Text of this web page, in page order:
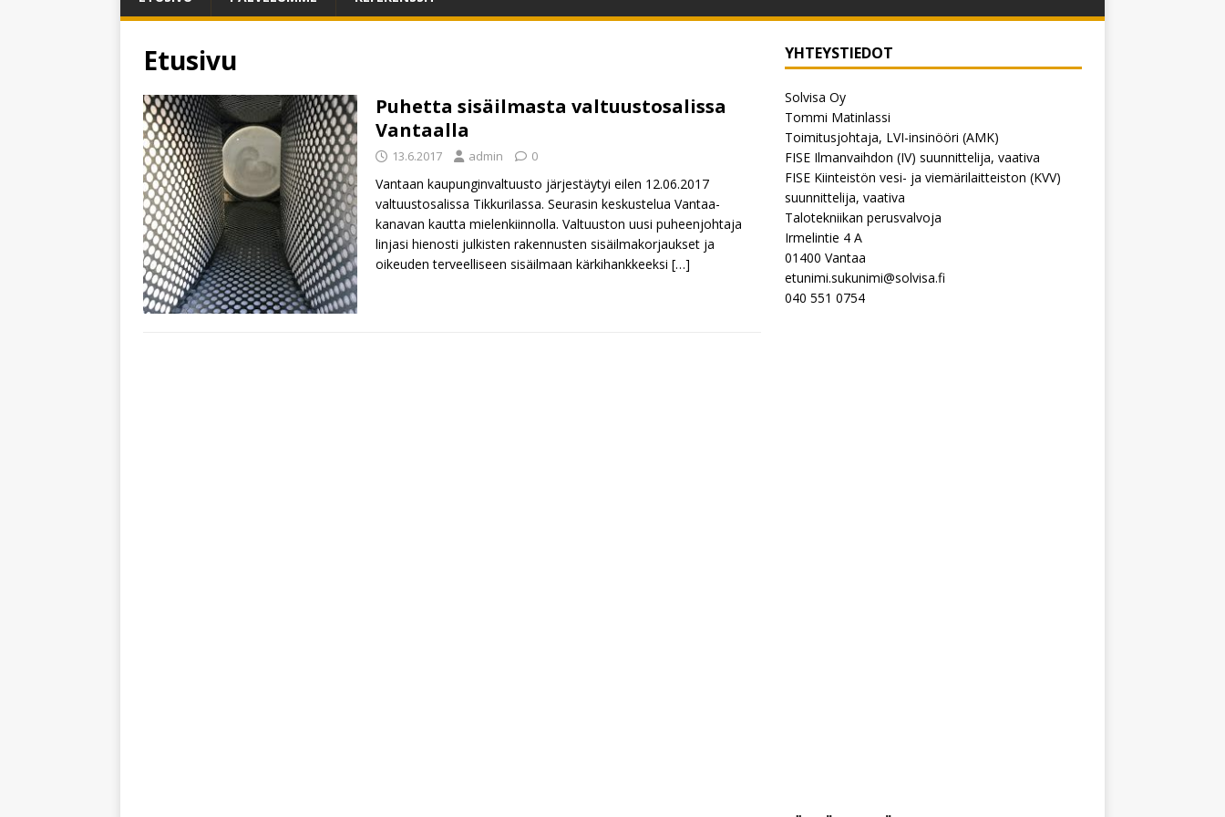
Etusivu
Puhetta sisäilmasta valtuustosalissa
Vantaalla
13.6.2017 admin 0
Vantaan kaupunginvaltuusto järjestäytyi eilen 12.06.2017
valtuustosalissa Tikkurilassa. Seurasin keskustelua Vantaa-
kanavan kautta mielenkiinnolla. Valtuuston uusi puheenjohtaja
linjasi hienosti julkisten rakennusten sisäilmakorjaukset ja
oikeuden terveelliseen sisäilmaan kärkihankkeeksi […]
YHTEYSTIEDOT
Solvisa Oy
Tommi Matinlassi
Toimitusjohtaja, LVI-insinööri (AMK)
FISE Ilmanvaihdon (IV) suunnittelija, vaativa
FISE Kiinteistön vesi- ja viemärilaitteiston (KVV)
suunnittelija, vaativa
Talotekniikan perusvalvoja
Irmelintie 4 A
01400 Vantaa
etunimi.sukunimi@solvisa.fi
040 551 0754